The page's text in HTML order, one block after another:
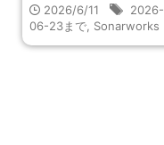
2026/6/11
2026-
06-23まで Sonarworks